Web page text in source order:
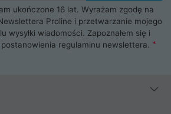
graficzne, płyty główne, pamięci,
Nasi pracownicy pomogą Ci wybrać
oraz obudowę do komputera.
również najlepsze na rynku
jak Xiaomi, Apple, Samsung i
mając już to wszystko, możesz
ukończone 16 lat. Wyrażam zgodę na
Proline i przetwarzanie mojego
wysyłki wiadomości. Zapoznałem się i
regulaminu newslettera.